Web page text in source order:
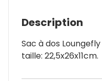
Description
Sac à dos
taille: 22,5x26x11cm.